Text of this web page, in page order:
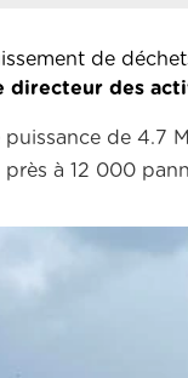
de
directeur des
de 4.7
à 12 000